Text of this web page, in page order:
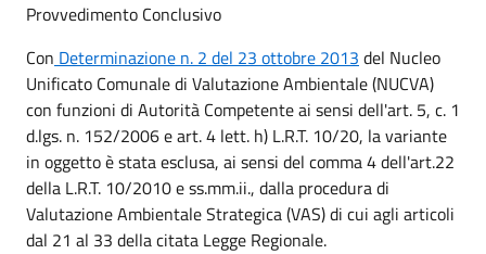
Provvedimento Conclusivo
Con Determinazione n. 2 del 23 ottobre 2013 del Nucleo
Unificato Comunale di Valutazione Ambientale (NUCVA)
con funzioni di Autorità Competente ai sensi dell'art. 5, c. 1
d.lgs. n. 152/2006 e art. 4 lett. h) L.R.T. 10/20, la variante
in oggetto è stata esclusa, ai sensi del comma 4 dell'art.22
della L.R.T. 10/2010 e ss.mm.ii., dalla procedura di
Valutazione Ambientale Strategica (VAS) di cui agli articoli
dal 21 al 33 della citata Legge Regionale.